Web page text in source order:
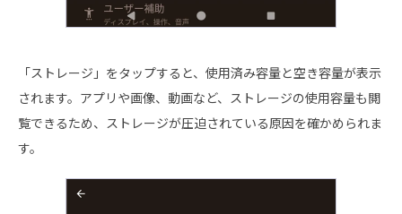
「ストレージ」をタップすると、使用済み容量と空き容量が表示
されます。アプリや画像、動画など、ストレージの使用容量も閲
覧できるため、ストレージが圧迫されている原因を確かめられま
す。